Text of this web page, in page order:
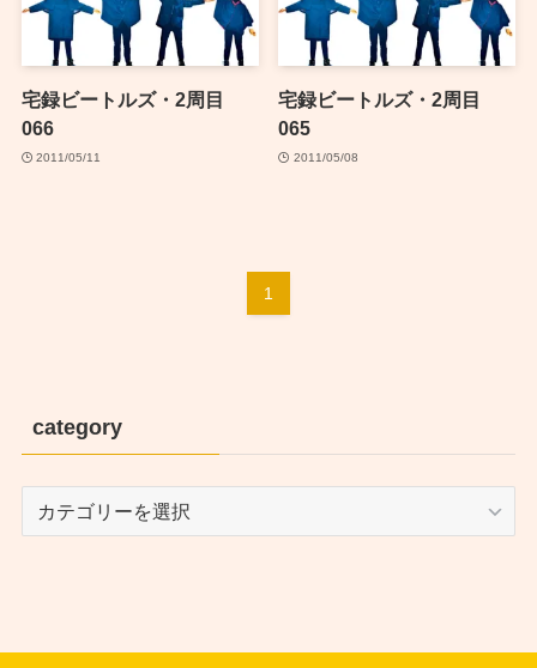
宅録ビートルズ・2周目
066
2011/05/11
宅録ビートルズ・2周目
065
2011/05/08
1
category
category